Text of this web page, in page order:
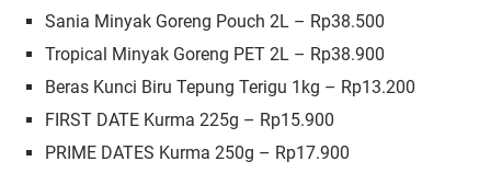
Sania Minyak Goreng Pouch 2L – Rp38.500
Tropical Minyak Goreng PET 2L – Rp38.900
Beras Kunci Biru Tepung Terigu 1kg – Rp13.200
FIRST DATE Kurma 225g – Rp15.900
PRIME DATES Kurma 250g – Rp17.900